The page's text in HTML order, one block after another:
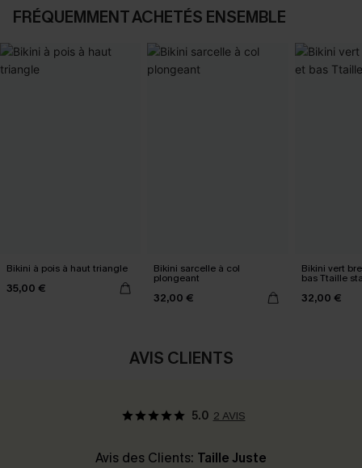
FRÉQUEMMENT ACHETÉS ENSEMBLE
Bikini à pois à haut triangle
35,00 €
Bikini sarcelle à col
plongeant
32,00 €
Bikini vert
bas Ttaille
32,00 €
AVIS CLIENTS
5.0 2 AVIS
Avis des Clients: Taille Juste